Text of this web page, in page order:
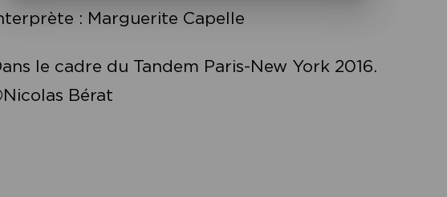
: Marguerite Capelle
le cadre du Tandem Paris-New York 2016.
Bérat